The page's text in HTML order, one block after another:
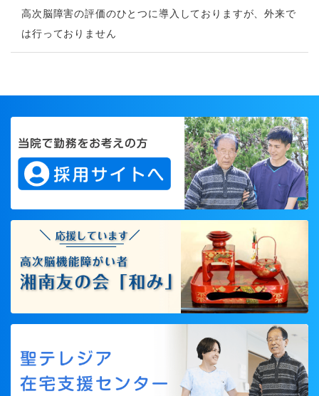
高次脳障害の評価のひとつに導入しておりますが、外来で
は行っておりません